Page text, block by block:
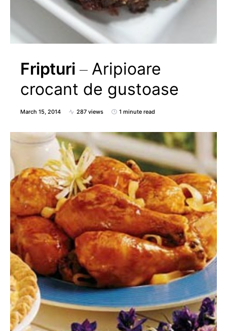
Fripturi
Aripioare
crocant de gustoase
March 15, 2014 287 views 1 minute read